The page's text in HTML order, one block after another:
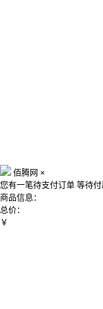
佰腾网 ×
您有一笔待支付订单 等待
商品信息：
总价：
￥